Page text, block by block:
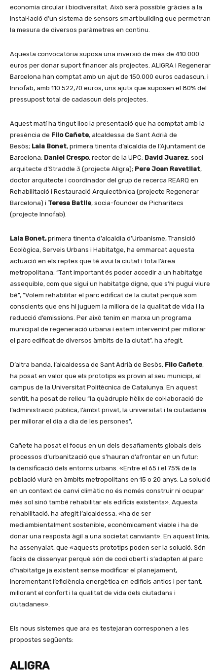
economia circular i biodiversitat. Això serà possible gràcies a la
instal·lació d’un sistema de sensors smart building que permetran
la mesura de diversos paràmetres en continu.
Aquesta convocatòria suposa una inversió de més de 410.000
euros per donar suport financer als projectes. ALIGRA i Regenerar
Barcelona han comptat amb un ajut de 150.000 euros cadascun, i
Innofab, amb 110.522,70 euros, uns ajuts que suposen el 80% del
pressupost total de cadascun dels projectes.
Aquest matí ha tingut lloc la presentació que ha comptat amb la
presència de Filo Cañete, alcaldessa de Sant Adrià de
Besòs; Laia Bonet, primera tinenta d’alcaldia de l’Ajuntament de
Barcelona; Daniel Crespo, rector de la UPC; David Juarez, soci
arquitecte d’Straddle 3 (projecte Aligra); Pere Joan Ravetllat,
doctor arquitecte i coordinador del grup de recerca REARQ en
Rehabilitació i Restauració Arquiectònica (projecte Regenerar
Barcelona) i Teresa Batlle, socia-founder de Picharitecs
(projecte Innofab).
Laia Bonet,primera tinenta d’alcaldia d’Urbanisme, Transició
Ecològica, Serveis Urbans i Habitatge, ha emmarcat aquesta
actuació en els reptes que té avui la ciutat i tota l’àrea
metropolitana. “Tant important és poder accedir a un habitatge
assequible, com que sigui un habitatge digne, que s’hi pugui viure
bé”, “Volem rehabilitar el parc edificat de la ciutat perquè som
conscients que ens hi juguem la millora de la qualitat de vida i la
reducció d’emissions. Per això tenim en marxa un programa
municipal de regeneració urbana i estem intervenint per millorar
el parc edificat de diversos àmbits de la ciutat”, ha afegit.
D’altra banda, l’alcaldessa de Sant Adrià de Besòs, Filo Cañete,
ha posat en valor que els prototips es provin al seu municipi, al
campus de la Universitat Politècnica de Catalunya. En aquest
sentit, ha posat de relleu “la quàdruple hèlix de col·laboració de
l’administració pública, l’àmbit privat, la universitat i la ciutadania
per millorar el dia a dia de les persones”,
Cañete ha posat el focus en un dels desafiaments globals dels
processos d’urbanització que s’hauran d’afrontar en un futur:
la densificació dels entorns urbans. «Entre el 65 i el 75% de la
població viurà en àmbits metropolitans en 15 o 20 anys. La solució
en un context de canvi climàtic no és només construir ni ocupar
més sol sinó també rehabilitar els edificis existents». Aquesta
rehabilitació, ha afegit l’alcaldessa, «ha de ser
mediambientalment sostenible, econòmicament viable i ha de
donar una resposta àgil a una societat canviant». En aquest línia,
ha assenyalat, que «aquests prototips poden ser la solució. Són
fàcils de dissenyar perquè són de codi obert i s’adapten al parc
d’habitatge ja existent sense modificar el planejament,
incrementant l’eficiència energètica en edificis antics i per tant,
millorant el confort i la qualitat de vida dels ciutadans i
ciutadanes».
Els nous sistemes que ara es testejaran corresponen a les
propostes següents:
ALIGRA